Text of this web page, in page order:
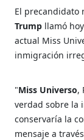
El precandidato
Trump llamó
actual Miss
inmigración
"Miss Universo,
verdad sobre la
conservaría la
mensaje a